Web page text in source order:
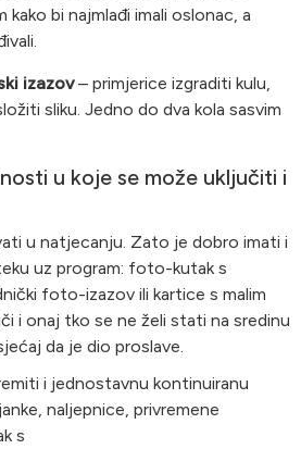
bi najmlađi imali oslonac, a
izazov– primjerice izgraditi kulu,
sliku. Jedno do dva kola sasvim
u koje se može uključiti i
u natjecanju. Zato je dobro imati i
uz program: foto-kutak s
foto-izazov ili kartice s malim
i onaj tko se ne želi stati na sredinu
da je dio proslave.
i jednostavnu kontinuiranu
naljepnice, privremene
s